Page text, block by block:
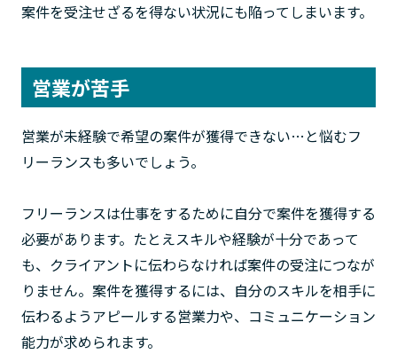
案件を受注せざるを得ない状況にも陥ってしまいます。
営業が苦手
営業が未経験で希望の案件が獲得できない…と悩むフ
リーランスも多いでしょう。
フリーランスは仕事をするために自分で案件を獲得する
必要があります。たとえスキルや経験が十分であって
も、クライアントに伝わらなければ案件の受注につなが
りません。案件を獲得するには、自分のスキルを相手に
伝わるようアピールする営業力や、コミュニケーション
能力が求められます。